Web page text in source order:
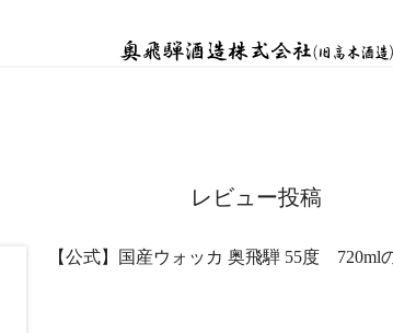
レビュー投稿
【公式】国産ウォッカ 奥飛騨 55度 720ml